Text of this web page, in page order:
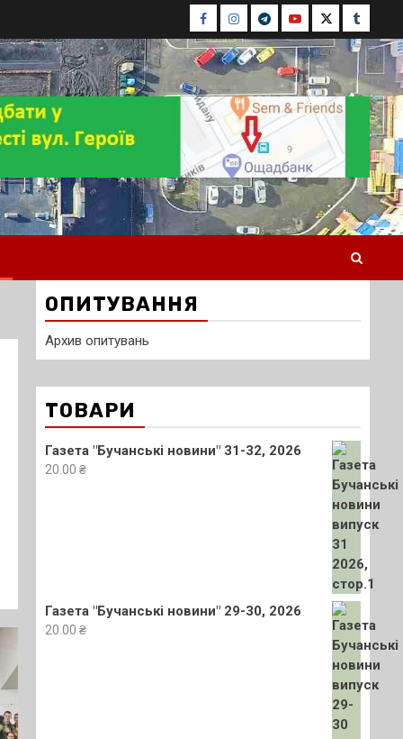
Facebook
Instagram
TelegramYoutubeTwitterTumblr
ОПИТУВАННЯ
Архив опитувань
ТОВАРИ
Газета "Бучанські новини" 31-32, 2026
20.00 ₴
Газета "Бучанські новини" 29-30, 2026
20.00 ₴